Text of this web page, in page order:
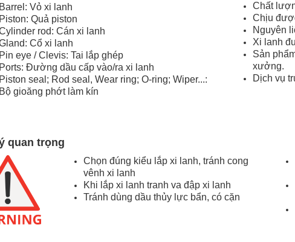
Vỏ xi lanh
Quả piston
rod: Cán xi lanh
Cổ xi lanh
eye / Clevis: Tai lắp ghép
Đường dầu cấp vào/ra xi lanh
seal; Rod seal, Wear ring; O-ring; Wiper...:
gioăng phớt làm kín
Chất
Chịu
Nguyên
Xi lanh
Sản
xưởng.
Dịch vụ
quan trọng
Chọn đúng kiểu lắp xi lanh, tránh cong
vênh xi lanh
Khi lắp xi lanh tranh va đập xi lanh
Tránh dùng dầu thủy lực bẩn, có cặn